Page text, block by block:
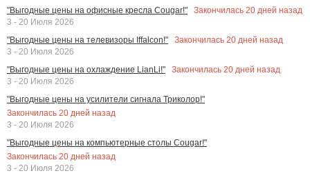
"Выгодные цены на офисные кресла Cougar!" Закончилась 20 дней назад
3 - 20 Июля 2026
"Выгодные цены на телевизоры Iffalcon!"
Закончилась 20 дней назад
3 - 20 Июля 2026
"Выгодные цены на охлаждение LianLi!"
Закончилась 20 дней назад
3 - 20 Июля 2026
"Выгодные цены на усилители сигнала Триколор!"
Закончилась 20 дней назад
3 - 20 Июля 2026
"Выгодные цены на компьютерные столы Cougar!"
Закончилась 20 дней назад
3 - 20 Июля 2026